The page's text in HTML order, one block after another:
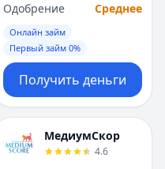
Омск
Оренбург
П
Пенза
Пермь
Р
Ростов-на-Дону
Рязань
Омск
Оренбург
П
Пенза
Пермь
Р
Ростов-на-Дону
Рязань
Одобрение
Среднее
Онлайн займ
Первый займ 0%
Получить деньги
МедиумСкор
4.6